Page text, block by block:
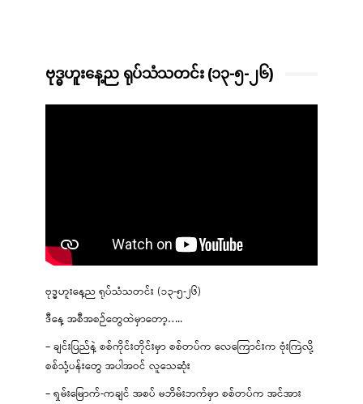
ဗုဒ္ဓဟူးနေ့ည ရုပ်သံသတင်း (၁၃-၅-၂၆)
ဗုဒ္ဓဟူးနေ့ည ရုပ်သံသတင်း (၁၃-၅-၂၆)
ဒီနေ့ အစီအစဉ်တွေထဲမှာတော့…..
– ချင်းပြည်နဲ့ စစ်ကိုင်းတိုင်းမှာ စစ်တပ်က လေကြောင်းက ဗုံးကြဲလို့
စစ်သုံ့ပန်းတွေ အပါအဝင် လူသေဆုံး
– ရှမ်းမြောက်-ကချင် အစပ် မဘိမ်းဘက်မှာ စစ်တပ်က အင်အား